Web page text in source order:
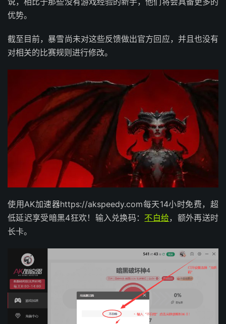
优势。
截至目前，暴雪尚未对这些反馈做出官方回应，并且也没有
对相关的比赛规则进行修改。
使用AK加速器https://akspeedy.com每天14小时免费，超
低延迟享受暗黑4狂欢！输入兑换码： 不白给，额外再送时
长卡。